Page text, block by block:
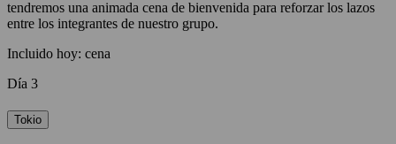
tendremos una animada cena de bienvenida para reforzar los lazos
entre los integrantes de nuestro grupo.
Incluido hoy: cena
Día 3
Tokio